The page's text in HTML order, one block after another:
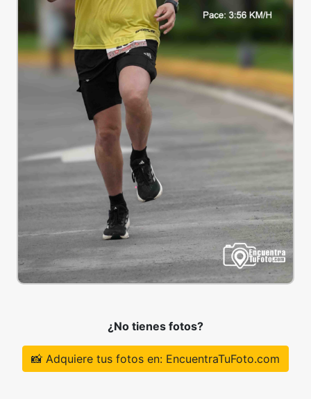
¿No tienes fotos?
📸 Adquiere tus fotos en: EncuentraTuFoto.com